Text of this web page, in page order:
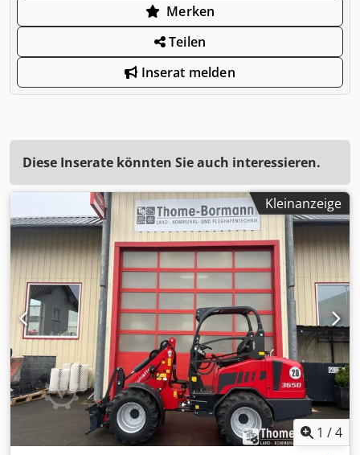
Merken
Teilen
Inserat melden
Diese Inserate könnten Sie auch interessieren.
Kleinanzeige
1 /4